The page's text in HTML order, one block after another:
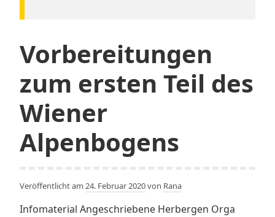
Vorbereitungen
zum ersten Teil des
Wiener
Alpenbogens
Veröffentlicht am 24. Februar 2020von Rana
Infomaterial Angeschriebene Herbergen Orga